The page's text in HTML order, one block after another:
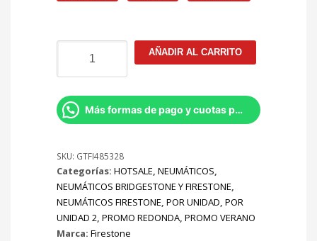
235/65r17
Firestone
All
Season
104
cantidad
AÑADIR AL CARRITO
Más formas de pago y cuotas por Whatsapp
SKU: GTFI485328
Categorías: HOTSALE, NEUMÁTICOS,
NEUMÁTICOS BRIDGESTONE Y FIRESTONE,
NEUMÁTICOS FIRESTONE, POR UNIDAD, POR
UNIDAD 2, PROMO REDONDA, PROMO VERANO
Marca: Firestone